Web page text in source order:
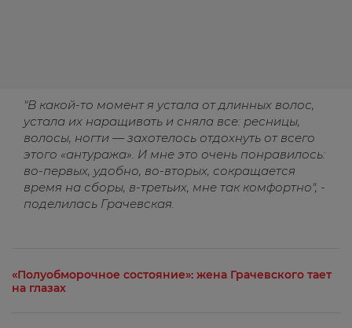
"В какой-то момент я устала от длинных волос,
устала их наращивать и сняла все: ресницы,
волосы, ногти — захотелось отдохнуть от всего
этого «антуража». И мне это очень понравилось:
во-первых, удобно, во-вторых, сокращается
время на сборы, в-третьих, мне так комфортно", -
поделилась Грачевская.
«Полуобморочное состояние»: жена Грачевского тает
на глазах